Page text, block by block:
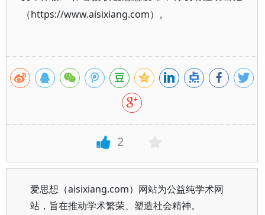
（https://www.aisixiang.com）。
2
爱思想（aisixiang.com）网站为公益纯学术网
站，旨在推动学术繁荣、塑造社会精神。